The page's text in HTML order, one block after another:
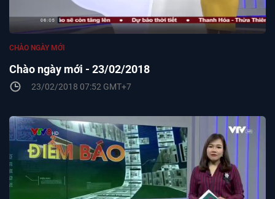
Chào ngày mới - 23/02/2018
CHÀO NGÀY MỚI
23/02/2018 07:52 GMT+7